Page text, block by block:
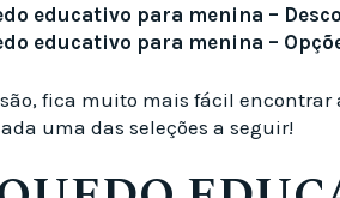
educativo para menina –
educativo para menina –
fica muito mais fácil encontrar
uma das seleções a seguir!